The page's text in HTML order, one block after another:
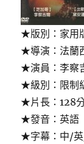
★版別：家用
★導演：法蘭
★演員：李察
★級別：限制
★片長：128
★發音：英語
★字幕：中/